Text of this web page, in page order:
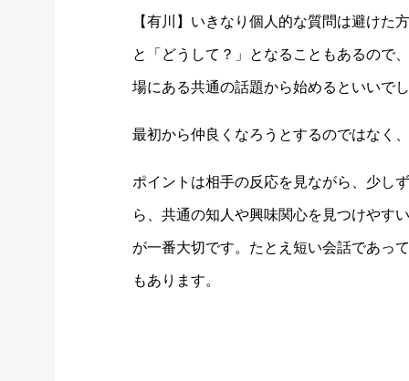
【有川】いきなり個人的な質問は避けた
と「どうして？」となることもあるので
場にある共通の話題から始めるといいで
最初から仲良くなろうとするのではなく
ポイントは相手の反応を見ながら、少し
ら、共通の知人や興味関心を見つけやす
が一番大切です。たとえ短い会話であっ
もあります。